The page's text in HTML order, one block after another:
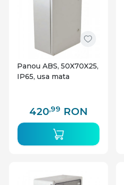
Panou ABS, 50X70X25,
IP65, usa mata
420,99 RON